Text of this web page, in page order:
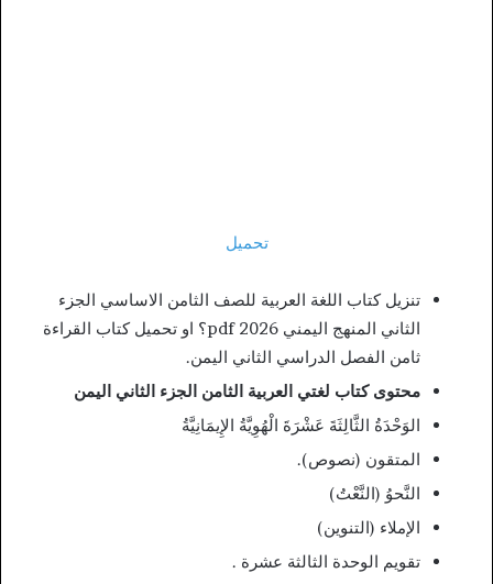
تحميل
تنزيل كتاب اللغة العربية للصف الثامن الاساسي الجزء
الثاني المنهج اليمني 2026 pdf؟ او تحميل كتاب القراءة
ثامن الفصل الدراسي الثاني اليمن.
محتوى كتاب لغتي العربية الثامن الجزء الثاني اليمن
الوَحْدَةُ الثَّالِثَةَ عَشْرَةَ الْهُوِيَّةُ الإِيمَانِيَّةُ
المتقون (نصوص).
النَّحوُ (النَّعْتُ)
الإملاء (التنوين)
تقويم الوحدة الثالثة عشرة .